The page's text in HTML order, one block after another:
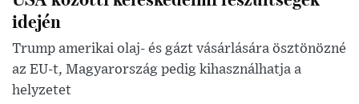
idején
Trump amerikai olaj- és gázt vásárlására ösztönözné
az EU-t, Magyarország pedig kihasználhatja a
helyzetet